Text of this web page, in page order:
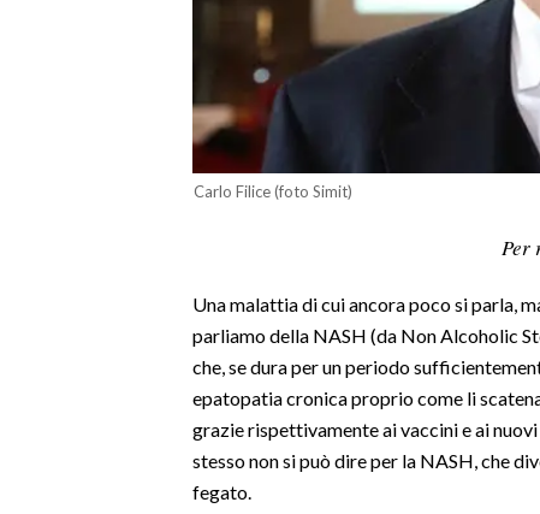
RISULTATI E CLASSIFICHE
Carlo Filice (foto Simit)
Per
Una malattia di cui ancora poco si parla,
parliamo della NASH (da Non Alcoholic
che, se dura per un periodo
epatopatia cronica proprio come li
grazie rispettivamente ai vaccini e ai
stesso non si può dire per la NASH, che
fegato.